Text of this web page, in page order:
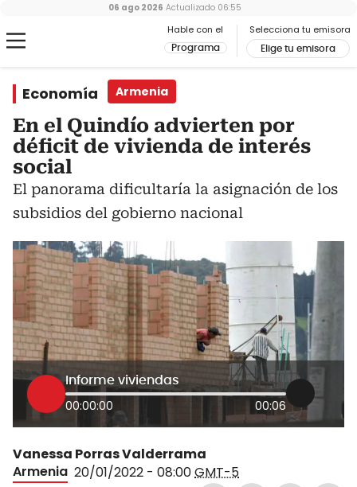
Hable con el
Programa
Selecciona tu emisora
Elige tu emisora
06 ago 2026 Actualizado 06:55
Economía Armenia
En el Quindío advierten por
déficit de vivienda de interés
social
El panorama dificultaría la asignación de los
subsidios del gobierno nacional
Informe viviendas
00:00:00 00:06
Vanessa Porras Valderrama
Armenia 20/01/2022 - 08:00GMT-5